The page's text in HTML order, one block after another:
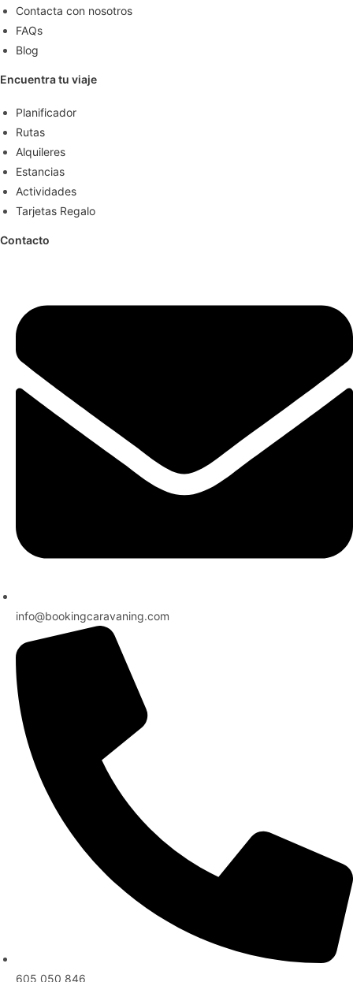
Contacta con nosotros
FAQs
Blog
Encuentra tu viaje
Planificador
Rutas
Alquileres
Estancias
Actividades
Tarjetas Regalo
Contacto
info@bookingcaravaning.com
605 050 846